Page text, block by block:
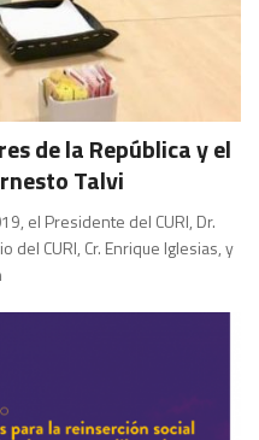
de la República y el
Talvi
el Presidente del CURI, Dr.
CURI, Cr. Enrique Iglesias, y